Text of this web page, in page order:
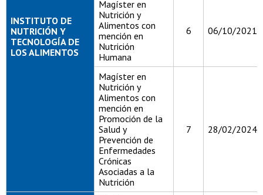
INSTITUTO DE
NUTRICIÓN Y
TECNOLOGÍA DE
LOS ALIMENTOS
Magíster en
Nutrición y
Alimentos con
mención en
Nutrición
Humana
6 06/10/2021
Magíster en
Nutrición y
Alimentos con
mención en
Promoción de la
Salud y
Prevención de
Enfermedades
Crónicas
Asociadas a la
Nutrición
7 28/02/2024